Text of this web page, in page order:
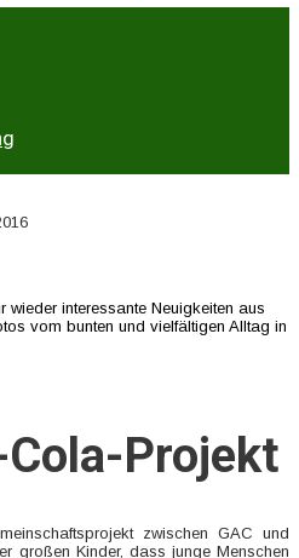
wieder interessante Neuigkeiten aus
vom bunten und vielfältigen Alltag in
Cola-Projekt
zwischen GAC und
großen Kinder, dass junge Menschen